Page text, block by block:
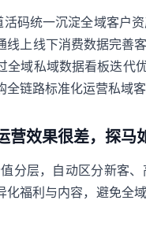
码统一沉淀全域客
线上线下消费数据完
域私域数据看板迭代
全链路标准化运营私域
营效果很差，探马
分层，自动区分新客
福利与内容，避免全